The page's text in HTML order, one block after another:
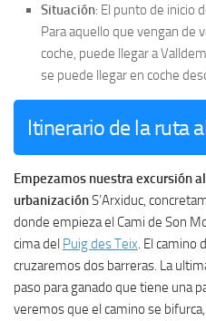
Situación: El punto de inicio
Para aquello que vengan de
coche, puede llegar a
se puede llegar en coche
Itinerario de la ruta
Empezamos nuestra excursión
urbanizaciónS’Arxiduc,
donde empieza el Cami de Son
cima del Puig des Teix . El
cruzaremos dos barreras. La
paso para ganado que tiene una
veremos que el camino se